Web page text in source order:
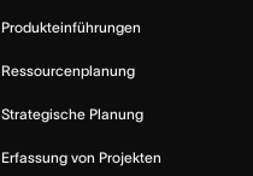
Produkteinführungen
Ressourcenplanung
Strategische Planung
Erfassung von Projekten